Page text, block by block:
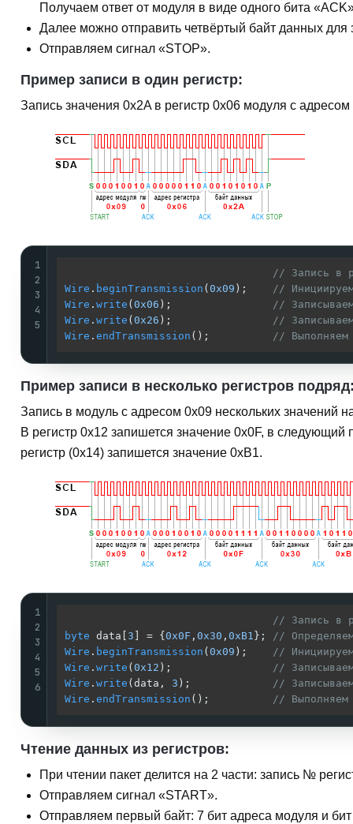
Получаем ответ от модуля в виде одного бита
Далее можно отправить четвёртый байт данных для
Отправляем сигнал «STOP».
Пример записи в один регистр:
Запись значения 0x2Aв регистр 0x06 модуля с адресом
1
2
3
4
5
// Запись в
Wire . beginTransmission ( 0x09 );
//
Wire . write ( 0x06 );
//
Wire . write ( 0x26 );
//
Wire . endTransmission (); // Выполняем
Пример записи в несколько регистров
Запись в модуль с адресом 0x09 нескольких значений
В регистр 0x12 запишется значение 0x0F, в следующий
регистр (0x14) запишется значение 0xB1.
1
2
3
4
5
6
// Запись в
byte data[ 3 ] = { 0x0F , 0x30 , 0xB1 };
//
Wire . beginTransmission ( 0x09 );
//
Wire . write ( 0x12 );
//
Wire . write (data, 3 );
//
Wire . endTransmission (); // Выполняем
Чтение данных из регистров:
При чтении пакет делится на 2 части: запись №
Отправляем сигнал «START».
Отправляем первый байт: 7 бит адреса модуля и